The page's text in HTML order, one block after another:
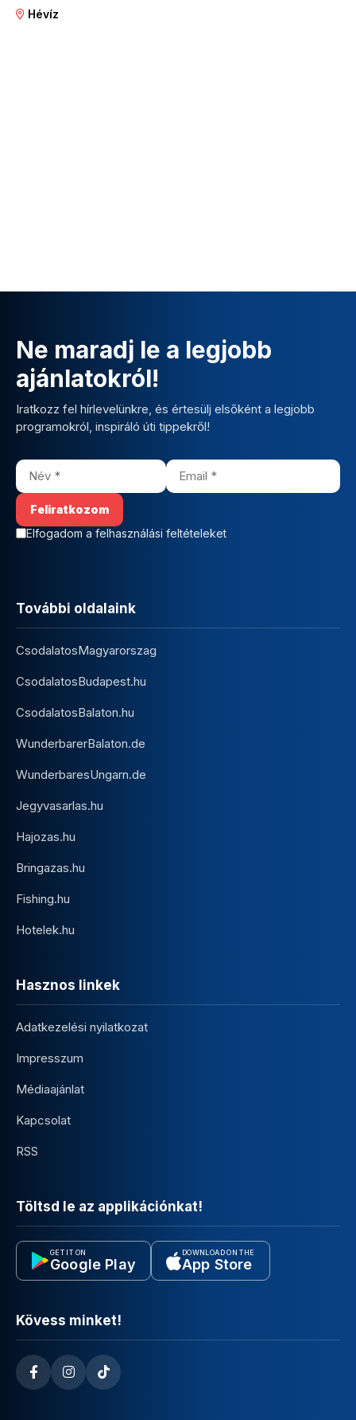
Hévíz
Ne maradj le a legjobb
ajánlatokról!
Iratkozz fel hírlevelünkre, és értesülj elsőként a legjobb
programokról, inspiráló úti tippekről!
Elfogadom a felhasználási feltételeket
További oldalaink
CsodalatosMagyarorszag
CsodalatosBudapest.hu
CsodalatosBalaton.hu
WunderbarerBalaton.de
WunderbaresUngarn.de
Jegyvasarlas.hu
Hajozas.hu
Bringazas.hu
Fishing.hu
Hotelek.hu
Hasznos linkek
Adatkezelési nyilatkozat
Impresszum
Médiaajánlat
Kapcsolat
RSS
Töltsd le az applikációnkat!
GET IT ON
Google Play
DOWNLOAD ON THE
App Store
Kövess minket!